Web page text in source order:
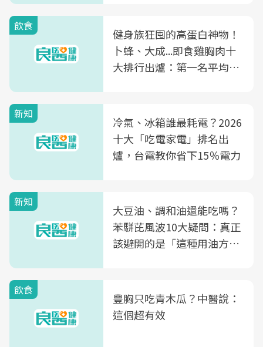
飲食
健身族狂囤的高蛋白神物！
卜蜂、大成...即食雞胸肉十
大排行出爐：第一名平均一
新知
冷氣、冰箱誰最耗電？2026
十大「吃電家電」排名出
爐，台電教你省下15％電力
新知
大豆油、調和油還能吃嗎？
苯駢芘風波10大疑問：真正
該避開的是「這種用油方
飲食
豐胸只吃青木瓜？中醫說：
這個超有效